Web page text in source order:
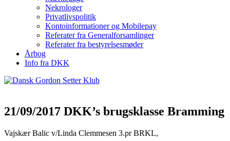
Nekrologer
Privatlivspolitik
Kontoinformationer og Mobilepay
Referater fra Generalforsamlinger
Referater fra bestyrelsesmøder
Årbog
Info fra DKK
21/09/2017 DKK’s brugsklasse Bramming
Vajskær Balic v/Linda Clemmesen 3.pr BRKL,